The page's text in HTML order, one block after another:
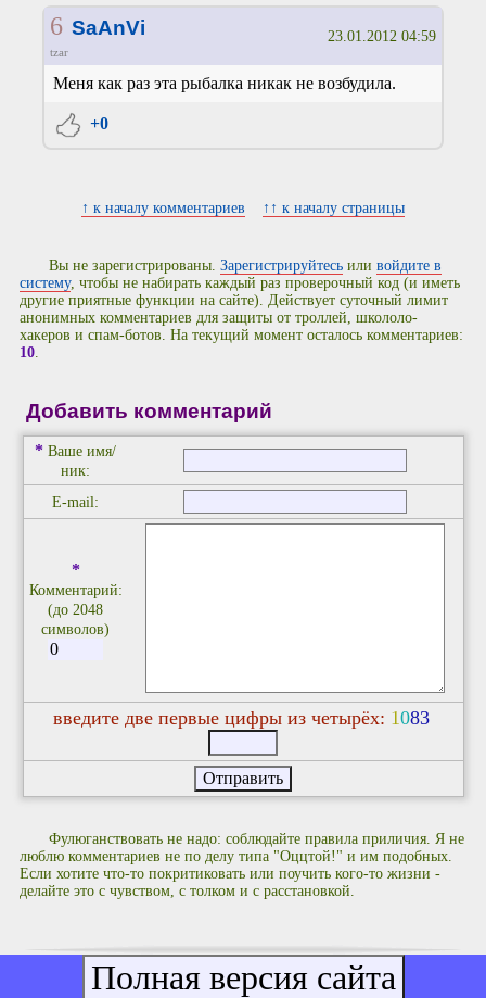
6 SaAnVi
tzar
23.01.2012 04:59
Меня как раз эта рыбалка никак не возбудила.
+0
↑ к началу комментариев ↑↑ к началу страницы
Вы не зарегистрированы.Зарегистрируйтесь иливойдите в
систему, чтобы не набирать каждый раз проверочный код (и иметь
другие приятные функции на сайте). Действует суточный лимит
анонимных комментариев для защиты от троллей, школоло-
хакеров и спам-ботов. На текущий момент осталось комментариев:
10.
Добавить комментарий
* Ваше имя/
ник:
E-mail:
*
Комментарий:
(до 2048
символов)
введите две первые цифры из четырёх: 1083
Фулюганствовать не надо: соблюдайте правила приличия. Я не
люблю комментариев не по делу типа "Оццтой!" и им подобных.
Если хотите что-то покритиковать или поучить кого-то жизни -
делайте это с чувством, с толком и с расстановкой.